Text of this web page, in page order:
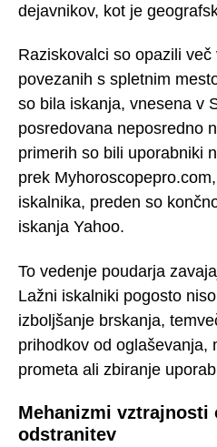
dejavnikov, kot je
Raziskovalci so opazili
povezanih s spletnim
so bila iskanja, vnesena v
posredovana neposredno
primerih so bili uporabniki
prek
iskalnika, preden so
iskanja Yahoo.
To vedenje poudarja
Lažni iskalniki pogosto
izboljšanje brskanja,
prihodkov od oglaševanja,
prometa ali zbiranje
Mehanizmi vztrajnosti
odstranitev